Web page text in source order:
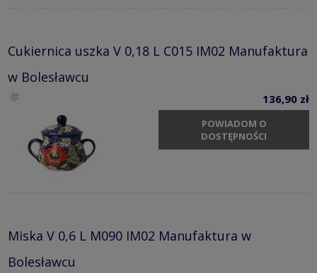
Cukiernica uszka V 0,18 L C015 IM02 Manufaktura
w Bolesławcu
136,90 zł
POWIADOM O
DOSTĘPNOŚCI
Miska V 0,6 L M090 IM02 Manufaktura w
Bolesławcu